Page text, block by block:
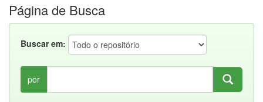
Página de Busca
Buscar em:
por